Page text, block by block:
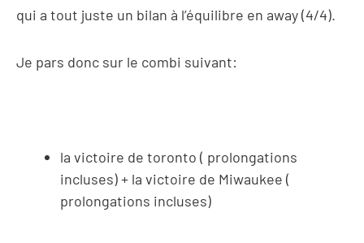
qui a tout juste un bilan à l’équilibre en away (4/4).
Je pars donc sur le combi suivant:
la victoire de toronto ( prolongations
incluses) + la victoire de Miwaukee (
prolongations incluses)